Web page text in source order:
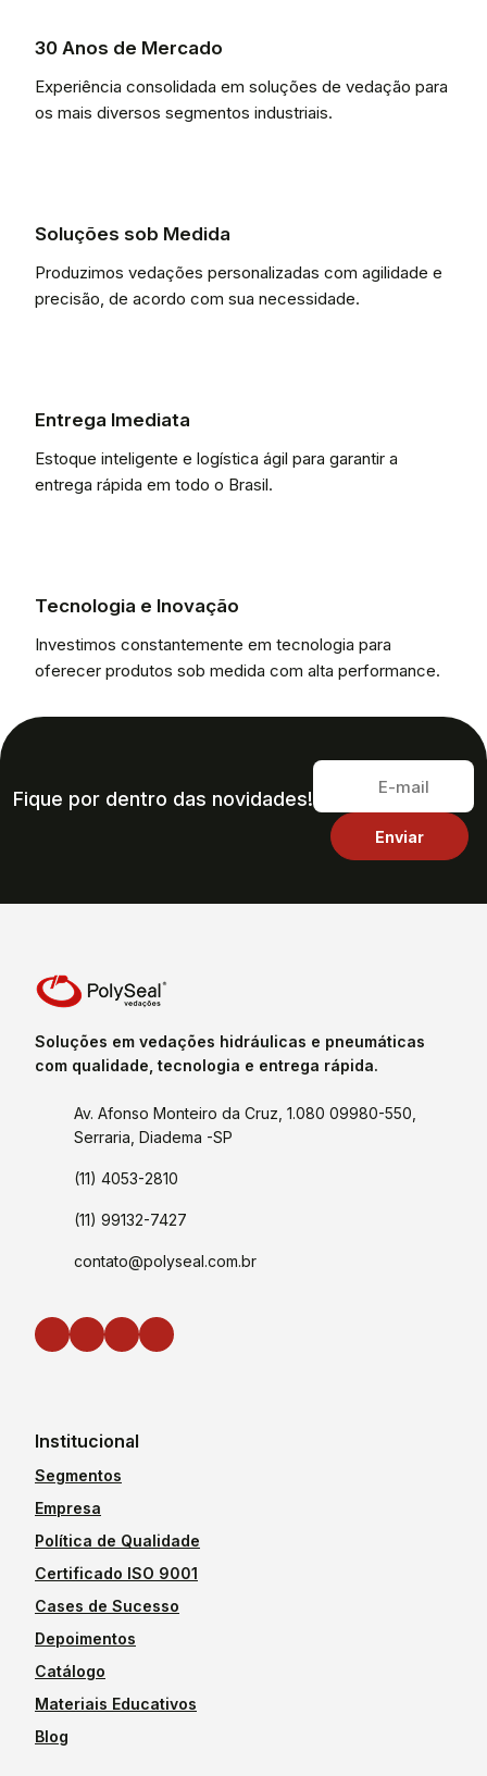
30 Anos de Mercado
Experiência consolidada em soluções de vedação para
os mais diversos segmentos industriais.
Soluções sob Medida
Produzimos vedações personalizadas com agilidade e
precisão, de acordo com sua necessidade.
Entrega Imediata
Estoque inteligente e logística ágil para garantir a
entrega rápida em todo o Brasil.
Tecnologia e Inovação
Investimos constantemente em tecnologia para
oferecer produtos sob medida com alta performance.
Fique por dentro das novidades!
Soluções em vedações hidráulicas e pneumáticas
com qualidade, tecnologia e entrega rápida.
Av. Afonso Monteiro da Cruz, 1.080 09980-550,
Serraria, Diadema -SP
(11) 4053-2810
(11) 99132-7427
contato@polyseal.com.br
Institucional
Segmentos
Empresa
Política de Qualidade
Certificado ISO 9001
Cases de Sucesso
Depoimentos
Catálogo
Materiais Educativos
Blog